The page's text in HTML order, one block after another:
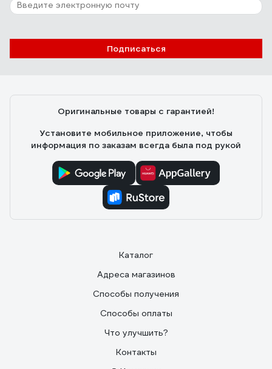
Подписаться
Оригинальные товары с гарантией!
Установите мобильное приложение, чтобы
информация по заказам всегда была под рукой
Каталог
Адреса магазинов
Способы получения
Способы оплаты
Что улучшить?
Контакты